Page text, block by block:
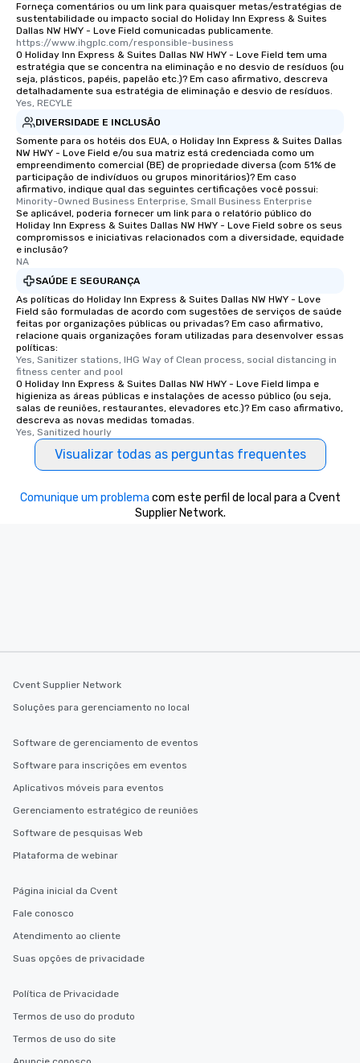
Forneça comentários ou um link para quaisquer metas/estratégias de
sustentabilidade ou impacto social do Holiday Inn Express & Suites
Dallas NW HWY - Love Field comunicadas publicamente.
https://www.ihgplc.com/responsible-business
O Holiday Inn Express & Suites Dallas NW HWY - Love Field tem uma
estratégia que se concentra na eliminação e no desvio de resíduos (ou
seja, plásticos, papéis, papelão etc.)? Em caso afirmativo, descreva
detalhadamente sua estratégia de eliminação e desvio de resíduos.
Yes, RECYLE
DIVERSIDADE E INCLUSÃO
Somente para os hotéis dos EUA, o Holiday Inn Express & Suites Dallas
NW HWY - Love Field e/ou sua matriz está credenciada como um
empreendimento comercial (BE) de propriedade diversa (com 51% de
participação de indivíduos ou grupos minoritários)? Em caso
afirmativo, indique qual das seguintes certificações você possui:
Minority-Owned Business Enterprise, Small Business Enterprise
Se aplicável, poderia fornecer um link para o relatório público do
Holiday Inn Express & Suites Dallas NW HWY - Love Field sobre os seus
compromissos e iniciativas relacionados com a diversidade, equidade
e inclusão?
NA
SAÚDE E SEGURANÇA
As políticas do Holiday Inn Express & Suites Dallas NW HWY - Love
Field são formuladas de acordo com sugestões de serviços de saúde
feitas por organizações públicas ou privadas? Em caso afirmativo,
relacione quais organizações foram utilizadas para desenvolver essas
políticas:
Yes, Sanitizer stations, IHG Way of Clean process, social distancing in
fitness center and pool
O Holiday Inn Express & Suites Dallas NW HWY - Love Field limpa e
higieniza as áreas públicas e instalações de acesso público (ou seja,
salas de reuniões, restaurantes, elevadores etc.)? Em caso afirmativo,
descreva as novas medidas tomadas.
Yes, Sanitized hourly
Visualizar todas as perguntas frequentes
Comunique um problema com este perfil de local para a Cvent
Supplier Network.
Cvent Supplier Network
Soluções para gerenciamento no local
Software de gerenciamento de eventos
Software para inscrições em eventos
Aplicativos móveis para eventos
Gerenciamento estratégico de reuniões
Software de pesquisas Web
Plataforma de webinar
Página inicial da Cvent
Fale conosco
Atendimento ao cliente
Suas opções de privacidade
Política de Privacidade
Termos de uso do produto
Termos de uso do site